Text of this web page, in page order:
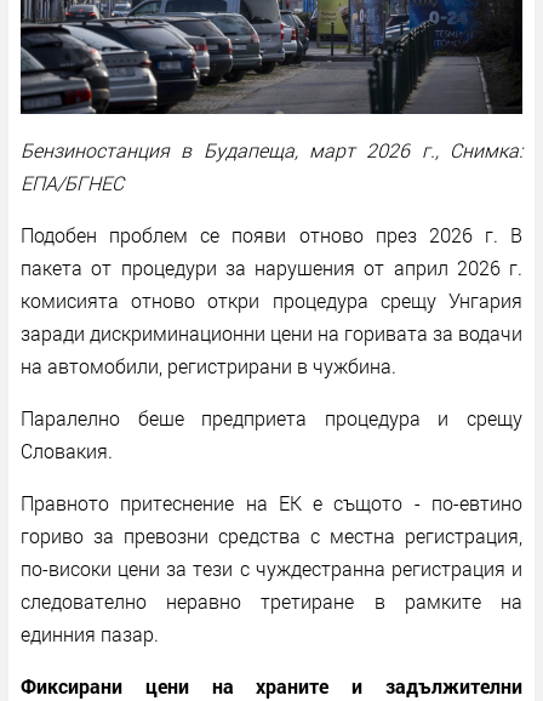
Бензиностанция в Будапеща, март 2026 г., Снимка:
ЕПА/БГНЕС
Подобен проблем се появи отново през 2026 г. В
пакета от процедури за нарушения от април 2026 г.
комисията отново откри процедура срещу Унгария
заради дискриминационни цени на горивата за водачи
на автомобили, регистрирани в чужбина.
Паралелно беше предприета процедура и срещу
Словакия.
Правното притеснение на ЕК е същото - по-евтино
гориво за превозни средства с местна регистрация,
по-високи цени за тези с чуждестранна регистрация и
следователно неравно третиране в рамките на
единния пазар.
Фиксирани цени на храните и задължителни